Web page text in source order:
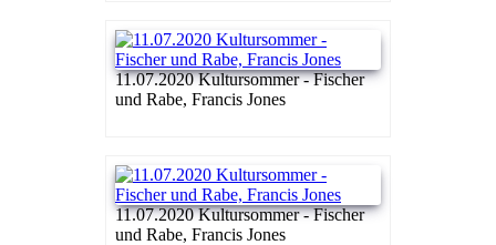
11.07.2020 Kultursommer - Fischer
und Rabe, Francis Jones
11.07.2020 Kultursommer - Fischer
und Rabe, Francis Jones